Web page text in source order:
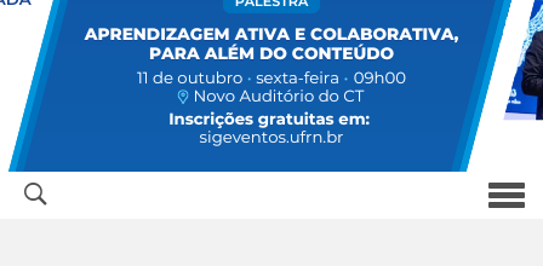
Acesso à informação
Legislação
Canais